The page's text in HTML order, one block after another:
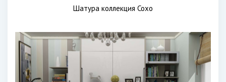
Шатура коллекция Сохо